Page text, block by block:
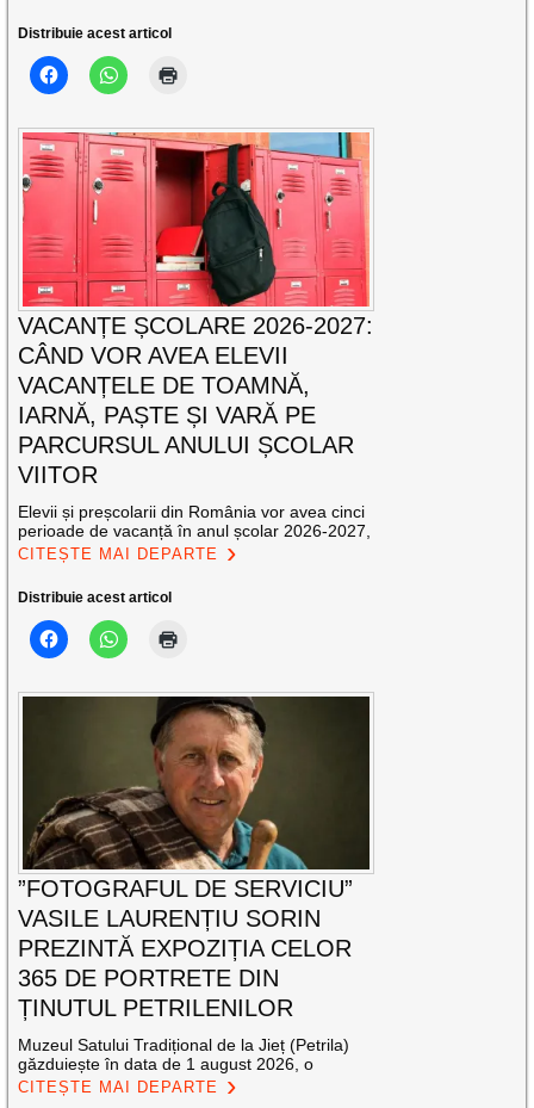
Distribuie acest articol
VACANȚE ȘCOLARE 2026-2027:
CÂND VOR AVEA ELEVII
VACANȚELE DE TOAMNĂ,
IARNĂ, PAȘTE ȘI VARĂ PE
PARCURSUL ANULUI ȘCOLAR
VIITOR
Elevii și preșcolarii din România vor avea cinci
perioade de vacanță în anul școlar 2026-2027,
CITEȘTE MAI DEPARTE
Distribuie acest articol
”FOTOGRAFUL DE SERVICIU”
VASILE LAURENȚIU SORIN
PREZINTĂ EXPOZIȚIA CELOR
365 DE PORTRETE DIN
ȚINUTUL PETRILENILOR
Muzeul Satului Tradițional de la Jieț (Petrila)
găzduiește în data de 1 august 2026, o
CITEȘTE MAI DEPARTE